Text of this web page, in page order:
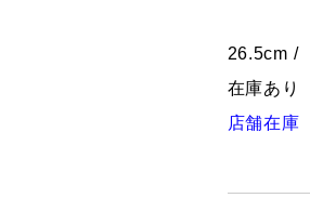
26.5cm /
在庫あり
店舗在庫